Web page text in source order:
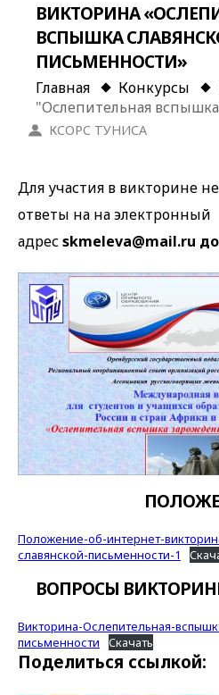
ВИКТОРИНА
ВСПЫШКА
ПИСЬМЕННОСТИ»
Главная Конкурсы
"Ослепительная вспышка
КСОРС ТУНИСА
Для участия в викторине
ответы на на электронный
адресskmeleva@mail.ru
Положение-об-интернет-
славянской-письменности-1
ВОПРОСЫ
Викторина-Ослепительная-
письменности
Скачать
Поделиться ссылкой: